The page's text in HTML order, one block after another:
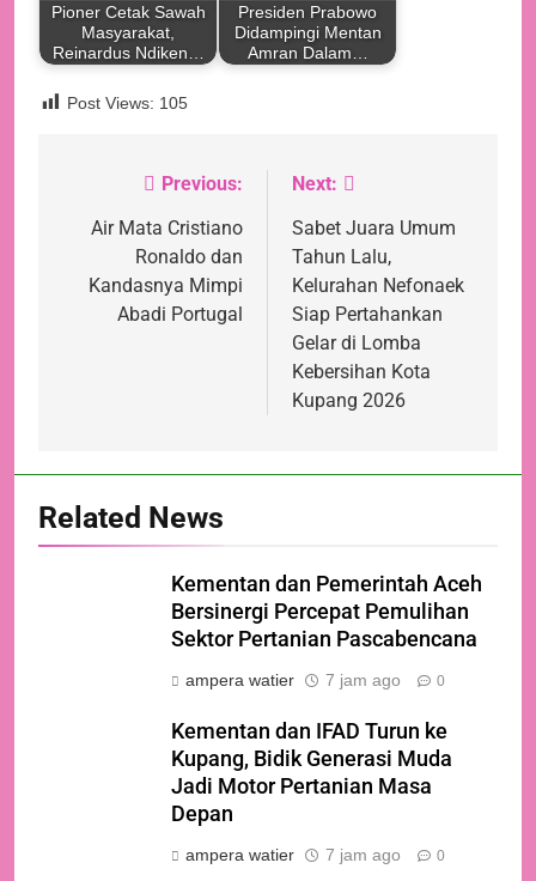
Pioner Cetak Sawah
Masyarakat,
Reinardus Ndiken…
Presiden Prabowo
Didampingi Mentan
Amran Dalam…
Post Views: 105
Navigasi
pos
Previous:
Air Mata Cristiano
Ronaldo dan
Kandasnya Mimpi
Abadi Portugal
Next:
Sabet Juara Umum
Tahun Lalu,
Kelurahan Nefonaek
Siap Pertahankan
Gelar di Lomba
Kebersihan Kota
Kupang 2026
Related News
Kementan dan Pemerintah Aceh
Bersinergi Percepat Pemulihan
Sektor Pertanian Pascabencana
ampera watier 7 jam ago 0
Kementan dan IFAD Turun ke
Kupang, Bidik Generasi Muda
Jadi Motor Pertanian Masa
Depan
ampera watier 7 jam ago 0